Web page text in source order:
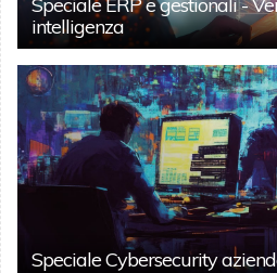
Speciale ERP e gestionali -
intelligenza
Speciale Cybersecurity